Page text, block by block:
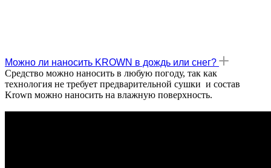
Можно ли наносить KROWN в дождь или снег?
Средство можно наносить в любую погоду, так как
технология не требует предварительной сушки и состав
Krown можно наносить на влажную поверхность.